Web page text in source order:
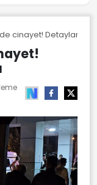
cinayet! Detayları